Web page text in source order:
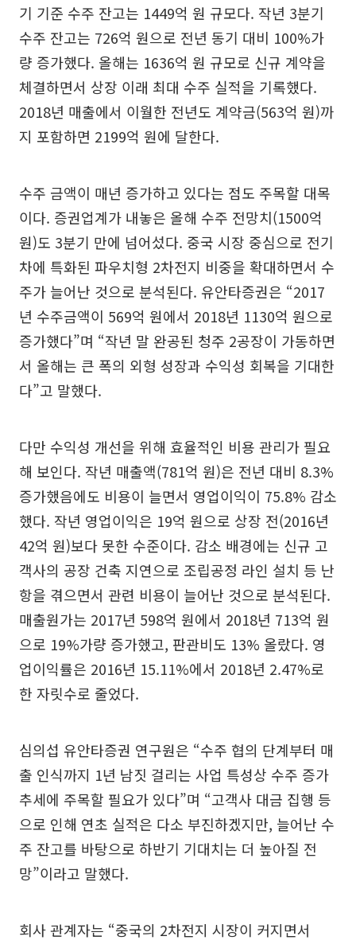
기 기준 수주 잔고는 1449억 원 규모다. 작년 3분기
수주 잔고는 726억 원으로 전년 동기 대비 100%가
량 증가했다. 올해는 1636억 원 규모로 신규 계약을
체결하면서 상장 이래 최대 수주 실적을 기록했다.
2018년 매출에서 이월한 전년도 계약금(563억 원)까
지 포함하면 2199억 원에 달한다.
수주 금액이 매년 증가하고 있다는 점도 주목할 대목
이다. 증권업계가 내놓은 올해 수주 전망치(1500억
원)도 3분기 만에 넘어섰다. 중국 시장 중심으로 전기
차에 특화된 파우치형 2차전지 비중을 확대하면서 수
주가 늘어난 것으로 분석된다. 유안타증권은 “2017
년 수주금액이 569억 원에서 2018년 1130억 원으로
증가했다”며 “작년 말 완공된 청주 2공장이 가동하면
서 올해는 큰 폭의 외형 성장과 수익성 회복을 기대한
다”고 말했다.
다만 수익성 개선을 위해 효율적인 비용 관리가 필요
해 보인다. 작년 매출액(781억 원)은 전년 대비 8.3%
증가했음에도 비용이 늘면서 영업이익이 75.8% 감소
했다. 작년 영업이익은 19억 원으로 상장 전(2016년
42억 원)보다 못한 수준이다. 감소 배경에는 신규 고
객사의 공장 건축 지연으로 조립공정 라인 설치 등 난
항을 겪으면서 관련 비용이 늘어난 것으로 분석된다.
매출원가는 2017년 598억 원에서 2018년 713억 원
으로 19%가량 증가했고, 판관비도 13% 올랐다. 영
업이익률은 2016년 15.11%에서 2018년 2.47%로
한 자릿수로 줄었다.
심의섭 유안타증권 연구원은 “수주 협의 단계부터 매
출 인식까지 1년 남짓 걸리는 사업 특성상 수주 증가
추세에 주목할 필요가 있다”며 “고객사 대금 집행 등
으로 인해 연초 실적은 다소 부진하겠지만, 늘어난 수
주 잔고를 바탕으로 하반기 기대치는 더 높아질 전
망”이라고 말했다.
회사 관계자는 “중국의 2차전지 시장이 커지면서